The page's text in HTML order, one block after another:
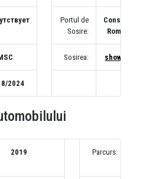
Portul de
Sosire:
Constanta,
Romania
Sosirea: show map
2024
2019 Parcurs: